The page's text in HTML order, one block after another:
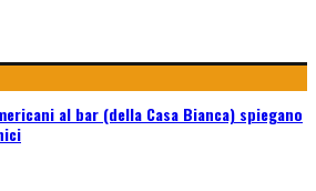
al bar (della Casa Bianca) spiegano